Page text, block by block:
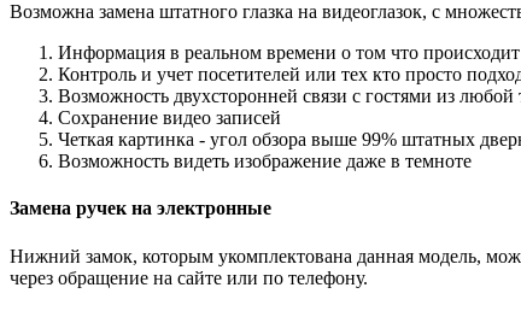
Возможна замена штатного глазка на видеоглазок, с
Информация в реальном времени о том что
Контроль и учет посетителей или тех кто просто
Возможность двухсторонней связи с гостями из любой
Сохранение видео записей
Четкая картинка - угол обзора выше 99% штатных
Возможность видеть изображение даже в темноте
Замена ручек на электронные
Нижний замок, которым укомплектована данная модель,
через обращение на сайте или по телефону.